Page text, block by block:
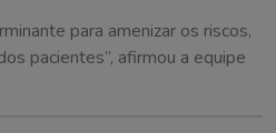
para amenizar os riscos,
pacientes”, afirmou a equipe